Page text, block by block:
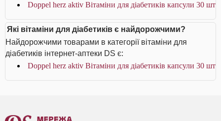
Doppel herz aktiv Вітаміни для діабетиків капсули 30 шт
Які вітаміни для діабетиків є найдорожчими?
Найдорожчими товарами в категорії вітаміни для
діабетиків інтернет-аптеки DS є:
Doppel herz aktiv Вітаміни для діабетиків капсули 30 шт